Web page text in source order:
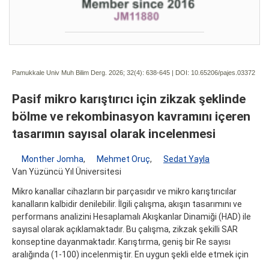
Pamukkale Univ Muh Bilim Derg. 2026; 32(4): 638-645 | DOI: 10.65206/pajes.03372
Pasif mikro karıştırıcı için zikzak şeklinde
bölme ve rekombinasyon kavramını içeren
tasarımın sayısal olarak incelenmesi
Monther Jomha, Mehmet Oruç,
Sedat Yayla
Van Yüzüncü Yıl Üniversitesi
Mikro kanallar cihazların bir parçasıdır ve mikro karıştırıcılar
kanalların kalbidir denilebilir. İlgili çalışma, akışın tasarımını ve
performans analizini Hesaplamalı Akışkanlar Dinamiği (HAD) ile
sayısal olarak açıklamaktadır. Bu çalışma, zikzak şekilli SAR
konseptine dayanmaktadır. Karıştırma, geniş bir Re sayısı
aralığında (1-100) incelenmiştir. En uygun şekli elde etmek için